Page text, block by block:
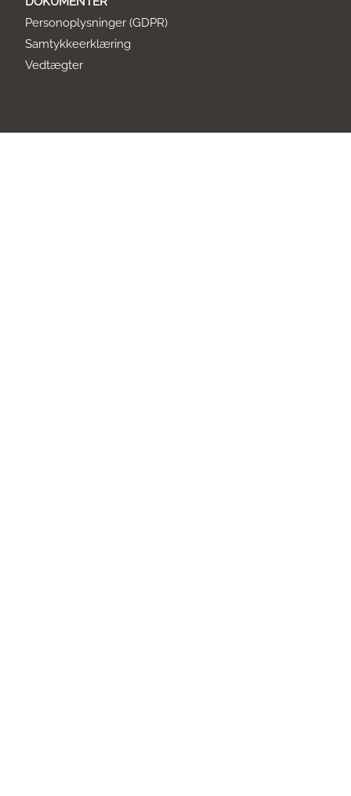
Personoplysninger (GDPR)
Samtykkeerklæring
Vedtægter